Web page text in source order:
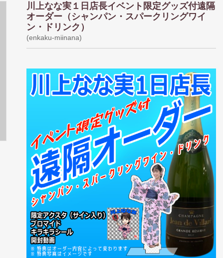
川上なな実１日店長イベント限定グッズ付遠隔
オーダー（シャンパン・スパークリングワイ
ン・ドリンク）
(enkaku-miinana)